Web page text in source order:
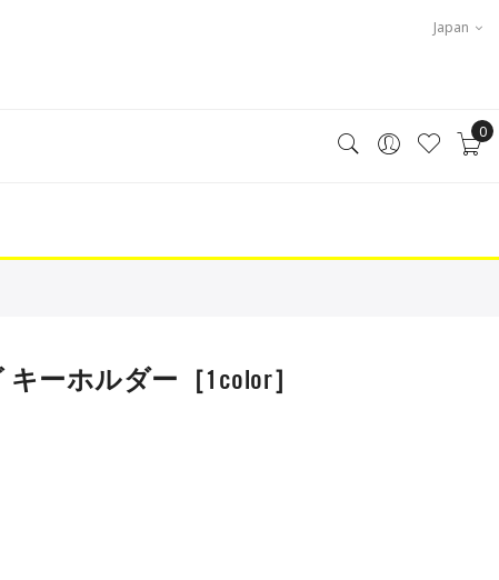
Japan
0
キーホルダー［1color］